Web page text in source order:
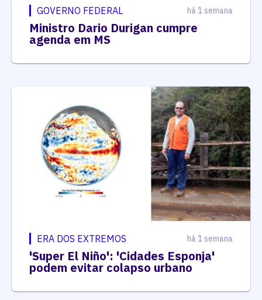
GOVERNO FEDERAL há 1 semana
Ministro Dario Durigan cumpre
agenda em MS
ERA DOS EXTREMOS há 1 semana
'Super El Niño': 'Cidades Esponja'
podem evitar colapso urbano